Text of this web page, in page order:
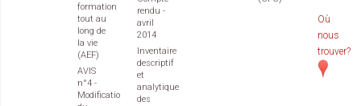
formation
tout au
long de
la vie
(AEF)
AVIS
n°4 -
Modification
rendu -
avril
2014
Inventaire
descriptif
et
analytique
des
Où
nous
trouver?